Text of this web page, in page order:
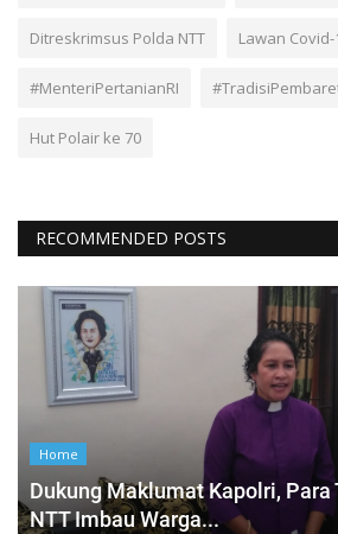
Ditreskrimsus Polda NTT Lawan Covid-
#MenteriPertanianRI
Hut Polair ke 70
RECOMMENDED POSTS
Home
Dukung Maklumat Kapolri, Para
NTT Imbau Warga...